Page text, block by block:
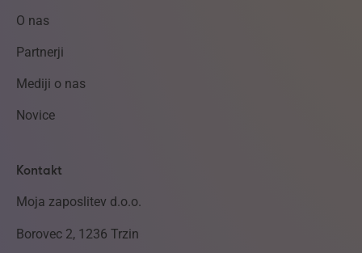
O nas
Partnerji
Mediji o nas
Novice
Kontakt
Moja zaposlitev d.o.o.
Borovec 2, 1236 Trzin